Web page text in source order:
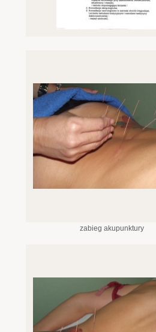
zabieg akupunktury